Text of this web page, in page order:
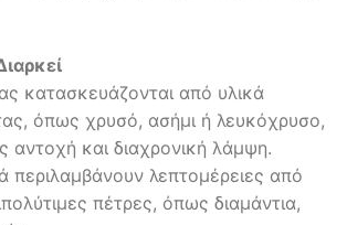
κατασκευάζονται από υλικά
όπως χρυσό, ασήμι ή λευκόχρυσο,
αντοχή και διαχρονική λάμψη.
περιλαμβάνουν λεπτομέρειες από
πέτρες, όπως διαμάντια,